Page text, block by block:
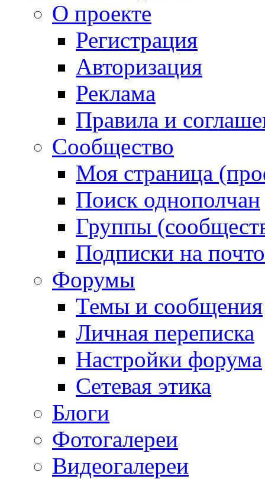
О проекте
Регистрация
Авторизация
Реклама
Правила и
Сообщество
Моя страница
Поиск однополчан
Группы
Подписки на
Форумы
Темы и сообщения
Личная переписка
Настройки форума
Сетевая этика
Блоги
Фотогалереи
Видеогалереи